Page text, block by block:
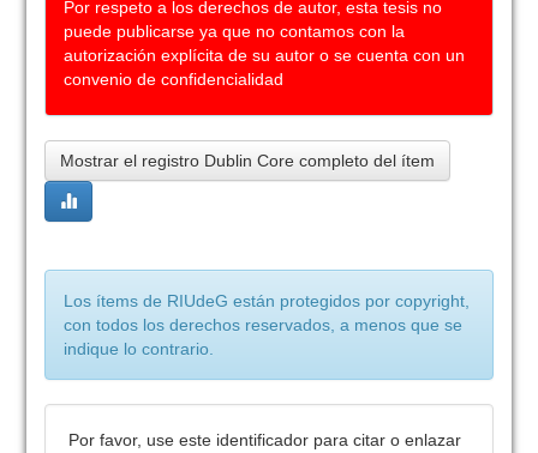
Por respeto a los derechos de autor, esta tesis no
puede publicarse ya que no contamos con la
autorización explícita de su autor o se cuenta con un
convenio de confidencialidad
Mostrar el registro Dublin Core completo del ítem
Los ítems de RIUdeG están protegidos por copyright,
con todos los derechos reservados, a menos que se
indique lo contrario.
Por favor, use este identificador para citar o enlazar